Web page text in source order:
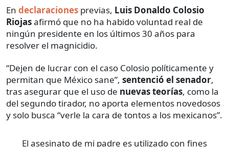
En declaraciones previas, Luis Donaldo Colosio
Riojasafirmó que no ha habido voluntad real de
ningún presidente en los últimos 30 años para
resolver el magnicidio.
“Dejen de lucrar con el caso Colosio políticamente y
permitan que México sane”, sentenció el senador,
tras asegurar que el uso de nuevas teorías, como la
del segundo tirador, no aporta elementos novedosos
y solo busca “verle la cara de tontos a los mexicanos”.
El asesinato de mi padre es utilizado con fines